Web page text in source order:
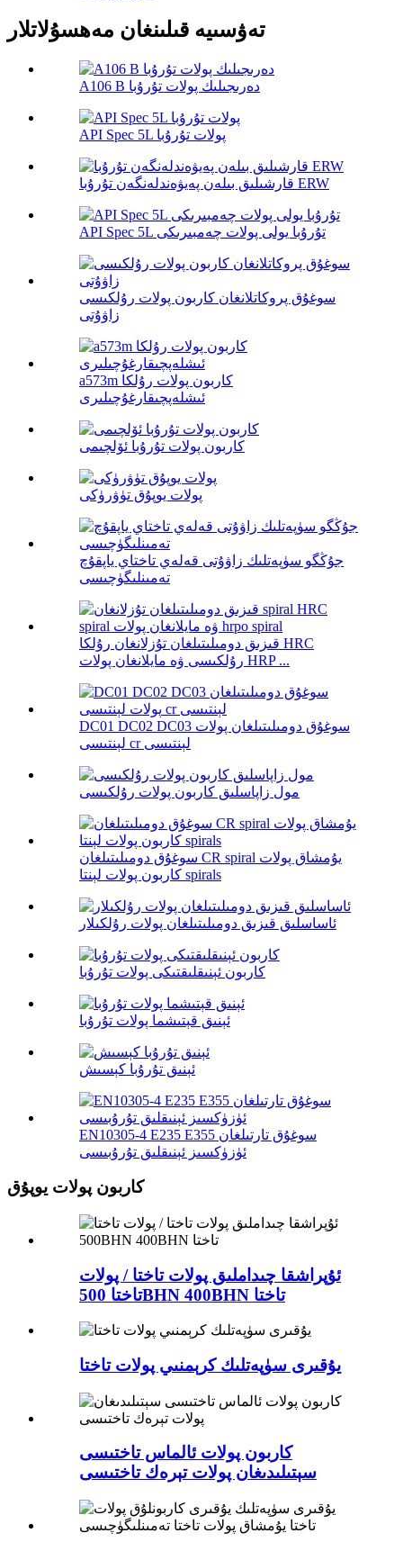
تەۋسىيە قىلىنغان مەھسۇلاتلار
A106 B دەرىجىلىك پولات تۇرۇبا
API Spec 5L پولات تۇرۇبا
قارشىلىق بىلەن پەيۋەندلەنگەن تۇرۇبا ERW
API Spec 5L تۇرۇبا يولى پولات چەمبىرىكى
سوغۇق پروكاتلانغان كاربون پولات رۇلكىسى
زاۋۇتى
a573m كاربون پولات رۇلكا
ئىشلەپچىقارغۇچىلىرى
كاربون پولات تۇرۇبا ئۆلچىمى
پولات يوپۇق تۈۋرۈكى
جۇڭگو سۈپەتلىك زاۋۇتى قەلەي تاختاي ياپقۇچ
تەمىنلىگۈچىسى
قىزىق دومىلىتىلغان تۇزلانغان رۇلكا HRC
رۇلكىسى ۋە مايلانغان پولات HRP ...
DC01 DC02 DC03 سوغۇق دومىلىتىلغان پولات
لېنتىسى cr لېنتىسى
مول زاپاسلىق كاربون پولات رۇلكىسى
سوغۇق دومىلىتىلغان CR spiral يۇمشاق پولات
كاربون پولات لېنتا spirals
ئاساسلىق قىزىق دومىلىتىلغان پولات رۇلكىلار
كاربون ئېنىقلىقتىكى پولات تۇرۇبا
ئېنىق قېتىشما پولات تۇرۇبا
ئېنىق تۇرۇبا كېسىش
EN10305-4 E235 E355 سوغۇق تارتىلغان
ئۈزۈكسىز ئېنىقلىق تۇرۇبىسى
كاربون پولات يوپۇق
ئۇپراشقا چىداملىق پولات تاختا / پولات
تاختا 500BHN 400BHN تاختا
يۇقىرى سۈپەتلىك كرېمنىي پولات تاختا
كاربون پولات ئالماس تاختىسى
سېتىلىدىغان پولات تېرەك تاختىسى